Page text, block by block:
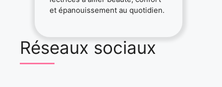
et épanouissement au quotidien.
Réseaux sociaux